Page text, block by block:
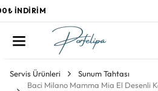
TÜM ALIŞVERİŞLERDE
Servis Ürünleri
Sunum Tahtası
Baci Milano Mamma Mia El Desenli